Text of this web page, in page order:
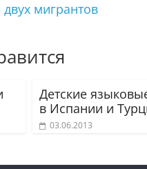
мигрантов
Детские
в Испании и
03.06.2013